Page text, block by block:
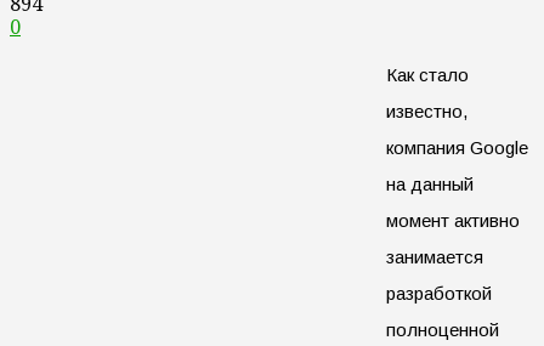
0
Как стало
известно,
компания Google
на данный
момент активно
занимается
разработкой
полноценной